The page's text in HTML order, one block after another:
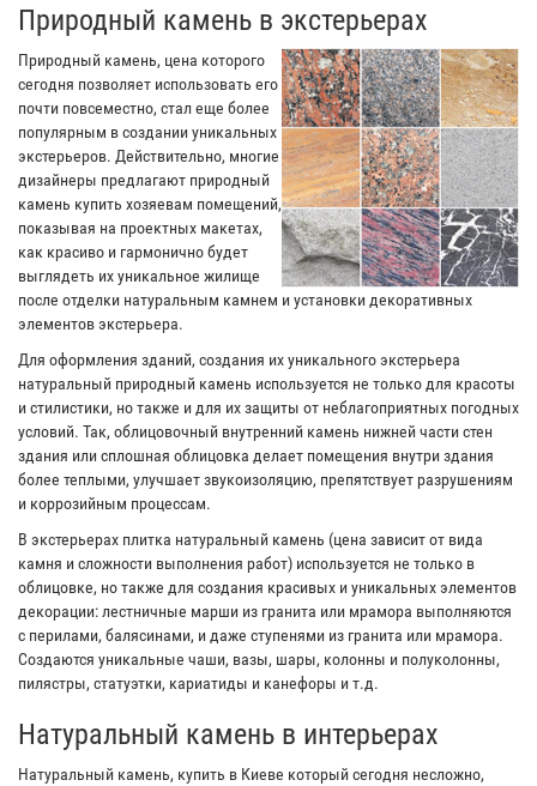
Природный камень в экстерьерах
Природный камень, цена которого
сегодня позволяет использовать его
почти повсеместно, стал еще более
популярным в создании уникальных
экстерьеров. Действительно, многие
дизайнеры предлагают природный
камень купить хозяевам помещений,
показывая на проектных макетах,
как красиво и гармонично будет
выглядеть их уникальное жилище
после отделки натуральным камнем и установки декоративных
элементов экстерьера.
Для оформления зданий, создания их уникального экстерьера
натуральный природный камень используется не только для красоты
и стилистики, но также и для их защиты от неблагоприятных погодных
условий. Так, облицовочный внутренний камень нижней части стен
здания или сплошная облицовка делает помещения внутри здания
более теплыми, улучшает звукоизоляцию, препятствует разрушениям
и коррозийным процессам.
В экстерьерах плитка натуральный камень (цена зависит от вида
камня и сложности выполнения работ) используется не только в
облицовке, но также для создания красивых и уникальных элементов
декорации: лестничные марши из гранита или мрамора выполняются
с перилами, балясинами, и даже ступенями из гранита или мрамора.
Создаются уникальные чаши, вазы, шары, колонны и полуколонны,
пилястры, статуэтки, кариатиды и канефоры и т.д.
Натуральный камень в интерьерах
Натуральный камень, купить в Киеве который сегодня несложно,